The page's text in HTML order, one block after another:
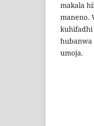
makala
maneno.
kuhifadhi
hubanwa
umoja.